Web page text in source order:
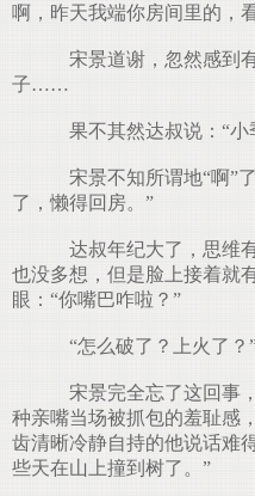
啊，昨天我端你房间里的，
宋景道谢，忽然感到
子……
果不其然达叔说：“小
宋景不知所谓地“啊”
了，懒得回房。”
达叔年纪大了，思维
也没多想，但是脸上接着就
眼：“你嘴巴咋啦？”
“怎么破了？上火了？
宋景完全忘了这回事
种亲嘴当场被抓包的羞耻感
齿清晰冷静自持的他说话
些天在山上撞到树了。”